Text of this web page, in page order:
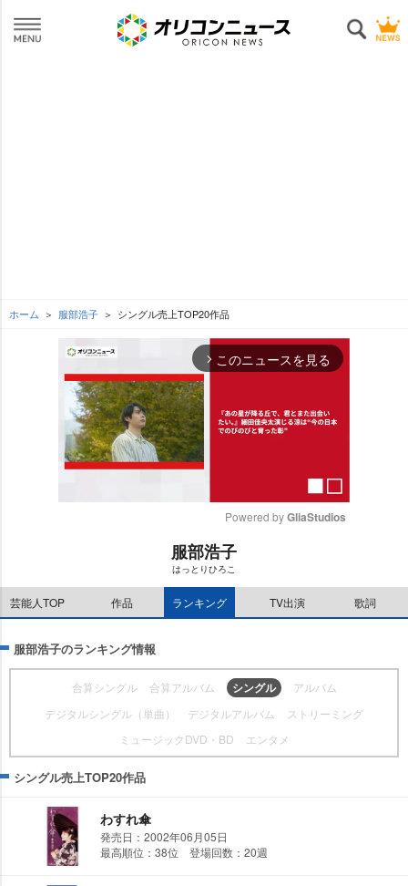
ホーム 服部浩子 シングル売上TOP20作品
arrow_forward_ios このニュースを見る
t
e
Powered by GliaStudios
服部浩子
はっとりひろこ
芸能人TOP 作品 ランキング TV出演 歌詞
服部浩子のランキング情報
合算シングル 合算アルバム シングル
アルバム
デジタルシングル（単曲）
デジタルアルバム
ストリーミング
ミュージックDVD・BD
エンタメ
シングル売上TOP20作品
わすれ傘
発売日：2002年06月05日
最高順位：38位 登場回数：20週